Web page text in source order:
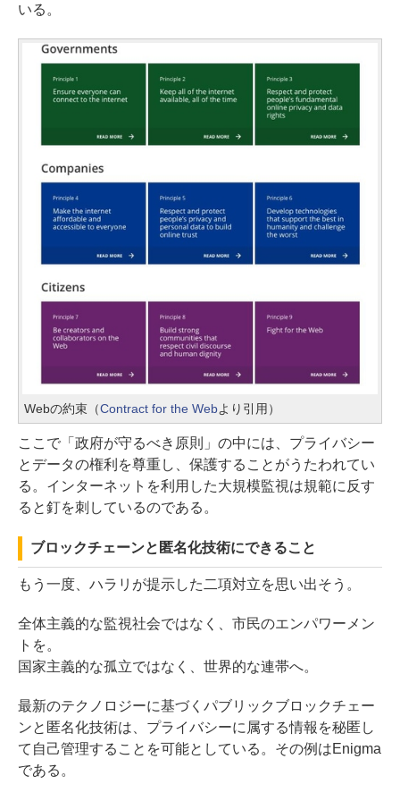
いる。
Webの約束（Contract for the Webより引用）
ここで「政府が守るべき原則」の中には、プライバシー
とデータの権利を尊重し、保護することがうたわれてい
る。インターネットを利用した大規模監視は規範に反す
ると釘を刺しているのである。
ブロックチェーンと匿名化技術にできること
もう一度、ハラリが提示した二項対立を思い出そう。
全体主義的な監視社会ではなく、市民のエンパワーメン
トを。
国家主義的な孤立ではなく、世界的な連帯へ。
最新のテクノロジーに基づくパブリックブロックチェー
ンと匿名化技術は、プライバシーに属する情報を秘匿し
て自己管理することを可能としている。その例はEnigma
である。